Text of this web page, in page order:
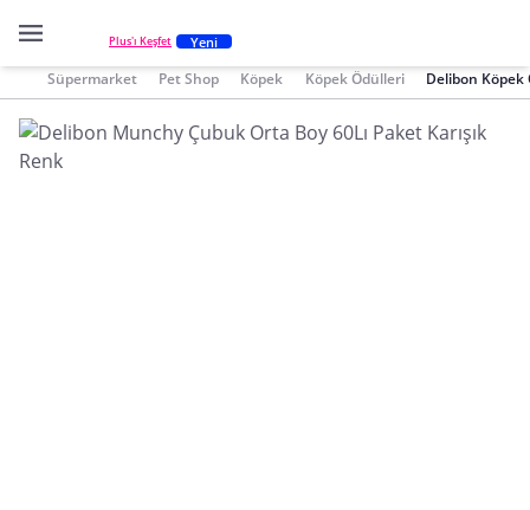
Plus'ı Keşfet Yeni
Süpermarket Pet Shop Köpek Köpek Ödülleri Delibon Köpek